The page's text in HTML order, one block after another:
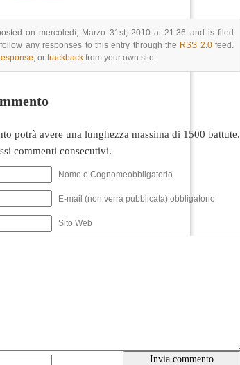
on mercoledì, Marzo 31st, 2010 at 21:36 and is filed
any responses to this entry through the RSS 2.0feed.
, or trackback from your own site.
potrà avere una lunghezza massima di 1500 battute.
commenti consecutivi.
Nome e Cognomeobbligatorio
E-mail (non verrà pubblicata) obbligatorio
Sito Web